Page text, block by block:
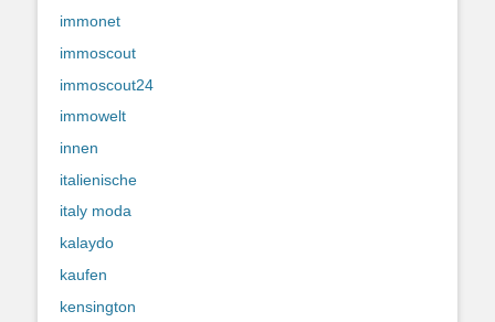
immonet
immoscout
immoscout24
immowelt
innen
italienische
italy moda
kalaydo
kaufen
kensington